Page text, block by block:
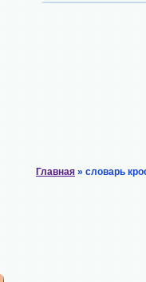
Главная » словарь